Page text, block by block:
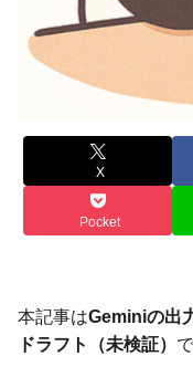
X
Pocket
本記事はGeminiの出
ドラフト（未検証）